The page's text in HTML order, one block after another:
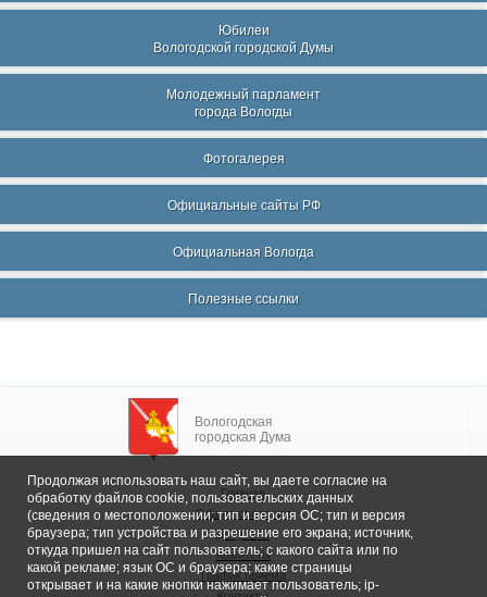
Юбилеи
Вологодской городской Думы
Молодежный парламент
города Вологды
Фотогалерея
Официальные сайты РФ
Официальная Вологда
Полезные ссылки
Вологодская
городская Дума
Главная
Общие сведения
Депутаты
Комитеты
График приема
Продолжая использовать наш сайт, вы даете согласие на
обработку файлов cookie, пользовательских данных
(сведения о местоположении; тип и версия ОС; тип и версия
браузера; тип устройства и разрешение его экрана; источник,
откуда пришел на сайт пользователь; с какого сайта или по
какой рекламе; язык ОС и браузера; какие страницы
открывает и на какие кнопки нажимает пользователь; ip-